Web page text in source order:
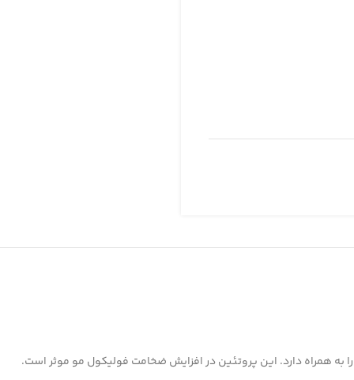
همراه دارد. این پروتئین در افزایش ضخامت فولیکول مو موثر است.